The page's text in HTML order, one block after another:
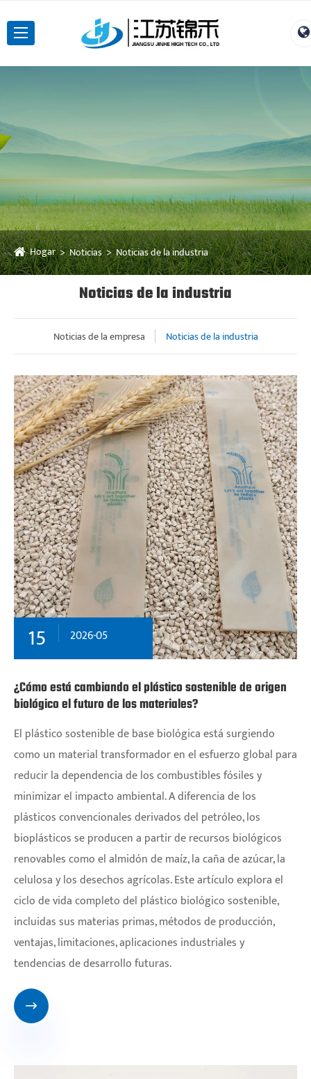
Hogar Noticias Noticias de la industria
Noticias de la industria
Noticias de la empresa Noticias de la industria
15 2026-05
¿Cómo está cambiando el plástico sostenible de origen
biológico el futuro de los materiales?
​El plástico sostenible de base biológica está surgiendo
como un material transformador en el esfuerzo global para
reducir la dependencia de los combustibles fósiles y
minimizar el impacto ambiental. A diferencia de los
plásticos convencionales derivados del petróleo, los
bioplásticos se producen a partir de recursos biológicos
renovables como el almidón de maíz, la caña de azúcar, la
celulosa y los desechos agrícolas. Este artículo explora el
ciclo de vida completo del plástico biológico sostenible,
incluidas sus materias primas, métodos de producción,
ventajas, limitaciones, aplicaciones industriales y
tendencias de desarrollo futuras.
